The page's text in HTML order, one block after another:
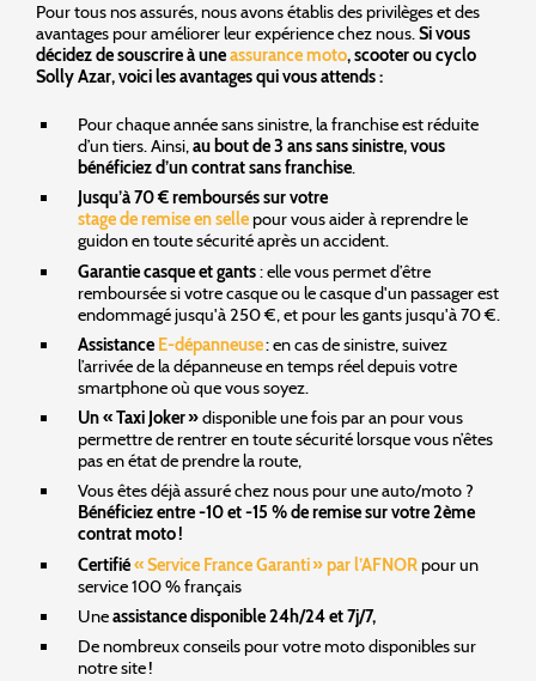
Pour tous nos assurés, nous avons établis des privilèges et des
avantages pour améliorer leur expérience chez nous.Si vous
décidez de souscrire à uneassurance moto, scooter ou cyclo
Solly Azar, voici les avantages qui vous attends :
Pour chaque année sans sinistre, la franchise est réduite
d’un tiers. Ainsi,au bout de 3 ans sans sinistre, vous
bénéficiez d’un contrat sans franchise.
Jusqu’à 70 € remboursés sur votre
stage de remise en sellepour vous aider à reprendre le
guidon en toute sécurité après un accident.
Garantie casque et gants: elle vous permet d’être
remboursée si votre casque ou le casque d'un passager est
endommagé jusqu'à 250 €, et pour les gants jusqu'à 70 €.
Assistance E-dépanneuse: en cas de sinistre, suivez
l’arrivée de la dépanneuse en temps réel depuis votre
smartphone où que vous soyez.
Un « Taxi Joker »disponible une fois par an pour vous
permettre de rentrer en toute sécurité lorsque vous n’êtes
pas en état de prendre la route,
Vous êtes déjà assuré chez nous pour une auto/moto ?
Bénéficiez entre -10 et -15 % de remise sur votre 2ème
contrat moto !
Certifié« Service France Garanti » par l’AFNORpour un
service 100 % français
Uneassistance disponible 24h/24 et 7j/7,
De nombreux conseils pour votre moto disponibles sur
notre site !